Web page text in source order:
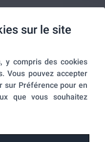
sur le site
y compris des cookies
Vous pouvez accepter
sur Préférence pour en
que vous souhaitez